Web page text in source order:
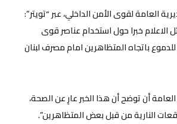
العامة لقوى الأمن الداخلي، عبر “تويتر”:
خبرا حول استخدام عناصر قوى
باتجاه المتظاهرين امام مصرف لبنان
أن توضح أن هذا الخبر عارِ عن الصحة،
النارية من قبل بعض المتظاهرين”.